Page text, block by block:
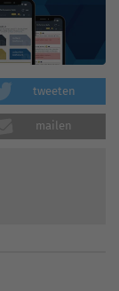
tweeten
mailen